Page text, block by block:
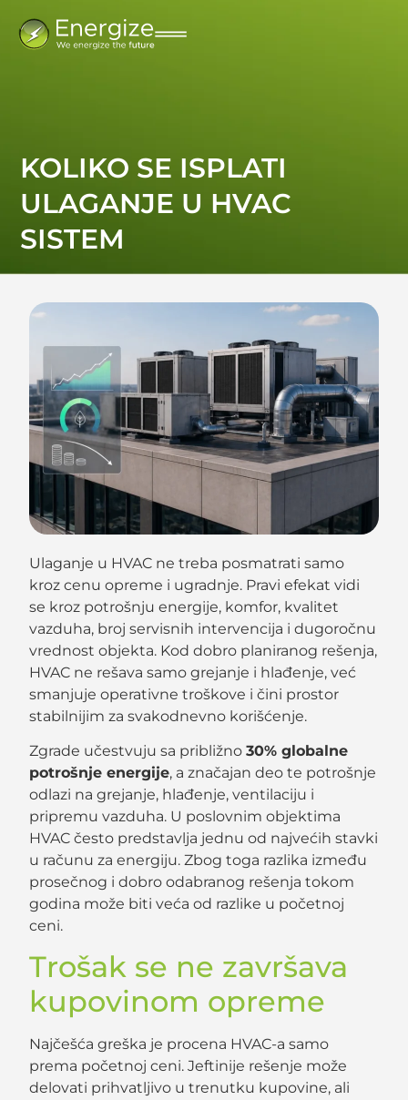
KOLIKO SE ISPLATI
ULAGANJE U HVAC
SISTEM
Ulaganje u HVAC ne treba posmatrati samo
kroz cenu opreme i ugradnje. Pravi efekat vidi
se kroz potrošnju energije, komfor, kvalitet
vazduha, broj servisnih intervencija i dugoročnu
vrednost objekta. Kod dobro planiranog rešenja,
HVAC ne rešava samo grejanje i hlađenje, već
smanjuje operativne troškove i čini prostor
stabilnijim za svakodnevno korišćenje.
Zgrade učestvuju sa približno30% globalne
potrošnje energije, a značajan deo te potrošnje
odlazi na grejanje, hlađenje, ventilaciju i
pripremu vazduha. U poslovnim objektima
HVAC često predstavlja jednu od najvećih stavki
u računu za energiju. Zbog toga razlika između
prosečnog i dobro odabranog rešenja tokom
godina može biti veća od razlike u početnoj
ceni.
Trošak se ne završava
kupovinom opreme
Najčešća greška je procena HVAC-a samo
prema početnoj ceni. Jeftinije rešenje može
delovati prihvatljivo u trenutku kupovine, ali